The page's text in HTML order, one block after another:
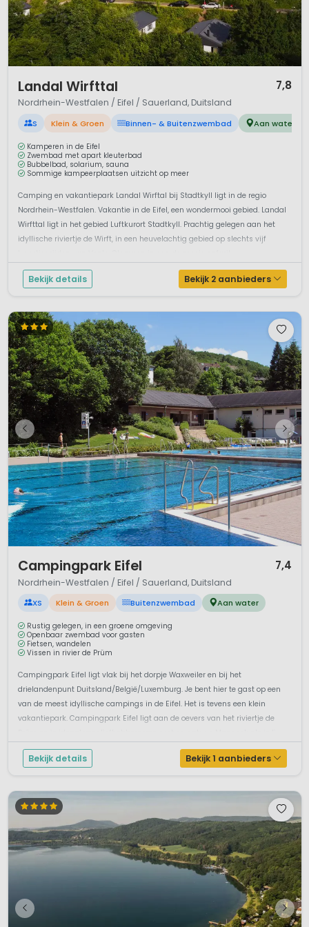
Landal Wirfttal 7,8
Nordrhein-Westfalen / Eifel / Sauerland, Duitsland
S Klein & Groen Binnen- & Buitenzwembad Aan water
Kamperen in de Eifel
Zwembad met apart kleuterbad
Bubbelbad, solarium, sauna
Sommige kampeerplaatsen uitzicht op meer
Camping en vakantiepark Landal Wirftal bij Stadtkyll ligt in de regio
Nordrhein-Westfalen. Vakantie in de Eifel, een wondermooi gebied. Landal
Wirfttal ligt in het gebied Luftkurort Stadtkyll. Prachtig gelegen aan het
idyllische riviertje de Wirft, in een heuvelachtig gebied op slechts vijf
Bekijk details Bekijk 2 aanbieders
Campingpark Eifel 7,4
Nordrhein-Westfalen / Eifel / Sauerland, Duitsland
XS Klein & Groen Buitenzwembad Aan water
Rustig gelegen, in een groene omgeving
Openbaar zwembad voor gasten
Fietsen, wandelen
Vissen in rivier de Prüm
Campingpark Eifel ligt vlak bij het dorpje Waxweiler en bij het
drielandenpunt Duitsland/België/Luxemburg. Je bent hier te gast op een
van de meest idyllische campings in de Eifel. Het is tevens een klein
vakantiepark. Campingpark Eifel ligt aan de oevers van het riviertje de
Bekijk details Bekijk 1 aanbieders